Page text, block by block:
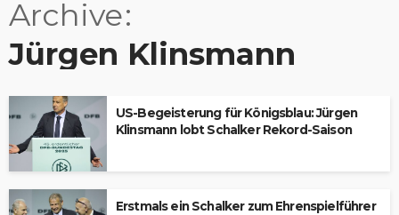
Archive
Jürgen Klinsmann
US-Begeisterung für Königsblau: Jürgen
Klinsmann lobt Schalker Rekord-Saison
Erstmals ein Schalker zum Ehrenspielführer